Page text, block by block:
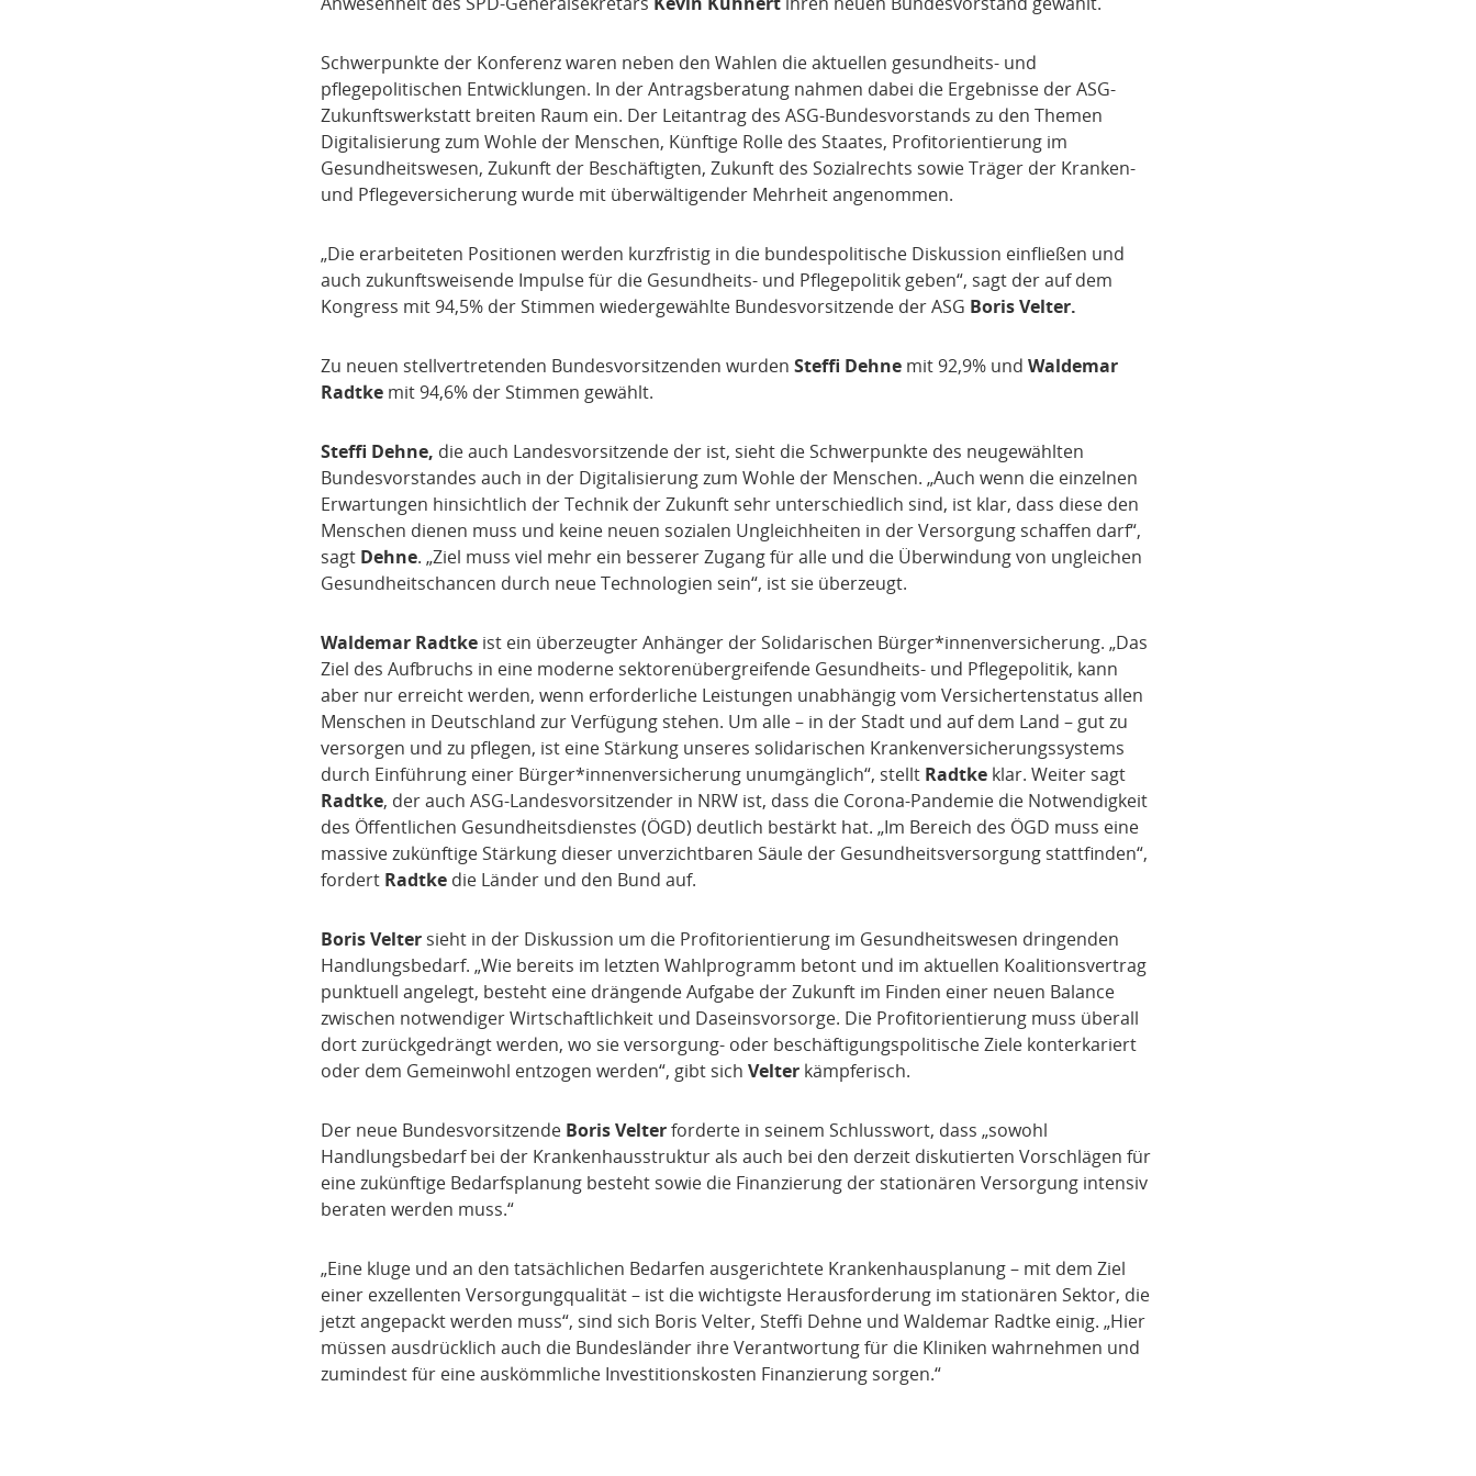
Schwerpunkte der Konferenz waren neben den Wahlen die aktuellen gesundheits- und
pflegepolitischen Entwicklungen. In der Antragsberatung nahmen dabei die Ergebnisse der ASG-
Zukunftswerkstatt breiten Raum ein. Der Leitantrag des ASG-Bundesvorstands zu den Themen
Digitalisierung zum Wohle der Menschen, Künftige Rolle des Staates, Profitorientierung im
Gesundheitswesen, Zukunft der Beschäftigten, Zukunft des Sozialrechts sowie Träger der Kranken-
und Pflegeversicherung wurde mit überwältigender Mehrheit angenommen.
„Die erarbeiteten Positionen werden kurzfristig in die bundespolitische Diskussion einfließen und
auch zukunftsweisende Impulse für die Gesundheits- und Pflegepolitik geben“, sagt der auf dem
Kongress mit 94,5% der Stimmen wiedergewählte Bundesvorsitzende der ASG Boris Velter.
Zu neuen stellvertretenden Bundesvorsitzenden wurden Steffi Dehne mit 92,9% und Waldemar
Radtke mit 94,6% der Stimmen gewählt.
Steffi Dehne, die auch Landesvorsitzende der ist, sieht die Schwerpunkte des neugewählten
Bundesvorstandes auch in der Digitalisierung zum Wohle der Menschen. „Auch wenn die einzelnen
Erwartungen hinsichtlich der Technik der Zukunft sehr unterschiedlich sind, ist klar, dass diese den
Menschen dienen muss und keine neuen sozialen Ungleichheiten in der Versorgung schaffen darf“,
sagt Dehne. „Ziel muss viel mehr ein besserer Zugang für alle und die Überwindung von ungleichen
Gesundheitschancen durch neue Technologien sein“, ist sie überzeugt.
Waldemar Radtke ist ein überzeugter Anhänger der Solidarischen Bürger*innenversicherung. „Das
Ziel des Aufbruchs in eine moderne sektorenübergreifende Gesundheits- und Pflegepolitik, kann
aber nur erreicht werden, wenn erforderliche Leistungen unabhängig vom Versichertenstatus allen
Menschen in Deutschland zur Verfügung stehen. Um alle – in der Stadt und auf dem Land – gut zu
versorgen und zu pflegen, ist eine Stärkung unseres solidarischen Krankenversicherungssystems
durch Einführung einer Bürger*innenversicherung unumgänglich“, stellt Radtke klar. Weiter sagt
Radtke, der auch ASG-Landesvorsitzender in NRW ist, dass die Corona-Pandemie die Notwendigkeit
des Öffentlichen Gesundheitsdienstes (ÖGD) deutlich bestärkt hat. „Im Bereich des ÖGD muss eine
massive zukünftige Stärkung dieser unverzichtbaren Säule der Gesundheitsversorgung stattfinden“,
fordert Radtke die Länder und den Bund auf.
Boris Velter sieht in der Diskussion um die Profitorientierung im Gesundheitswesen dringenden
Handlungsbedarf. „Wie bereits im letzten Wahlprogramm betont und im aktuellen Koalitionsvertrag
punktuell angelegt, besteht eine drängende Aufgabe der Zukunft im Finden einer neuen Balance
zwischen notwendiger Wirtschaftlichkeit und Daseinsvorsorge. Die Profitorientierung muss überall
dort zurückgedrängt werden, wo sie versorgung- oder beschäftigungspolitische Ziele konterkariert
oder dem Gemeinwohl entzogen werden“, gibt sich Velter kämpferisch.
Der neue Bundesvorsitzende Boris Velterforderte in seinem Schlusswort, dass „sowohl
Handlungsbedarf bei der Krankenhausstruktur als auch bei den derzeit diskutierten Vorschlägen für
eine zukünftige Bedarfsplanung besteht sowie die Finanzierung der stationären Versorgung intensiv
beraten werden muss.“
„Eine kluge und an den tatsächlichen Bedarfen ausgerichtete Krankenhausplanung – mit dem Ziel
einer exzellenten Versorgungqualität – ist die wichtigste Herausforderung im stationären Sektor, die
jetzt angepackt werden muss“, sind sich Boris Velter, Steffi Dehne und Waldemar Radtke einig. „Hier
müssen ausdrücklich auch die Bundesländer ihre Verantwortung für die Kliniken wahrnehmen und
zumindest für eine auskömmliche Investitionskosten Finanzierung sorgen.“